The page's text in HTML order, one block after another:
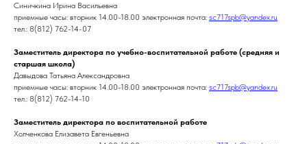
Синичкина Ирина Васильевна
приемные часы: вторник 14.00-18.00 электронная почта: sc717spb@yandex.ru
тел.: 8(812) 762-14-07
Заместитель директора по учебно-воспитательной работе (средняя и
старшая школа)
Давыдова Татьяна Александровна
приемные часы: вторник 14.00-18.00 электронная почта: sc717spb@yandex.ru
тел.: 8(812) 762-14-10
Заместитель директора по воспитательной работе
Холченкова Елизавета Евгеньевна